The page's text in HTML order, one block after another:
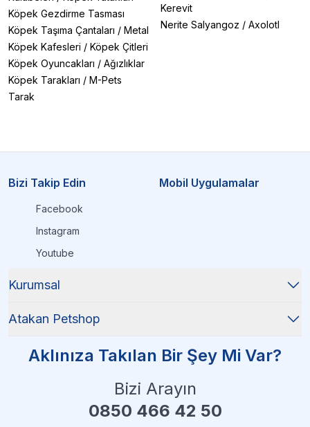
Köpek Gezdirme Tasması
Köpek Taşıma Çantaları / Metal
Köpek Kafesleri / Köpek Çitleri
Köpek Oyuncakları / Ağızlıklar
Köpek Tarakları / M-Pets
Tarak
Kerevit
Nerite Salyangoz / Axolotl
Bizi Takip Edin
Facebook
Instagram
Youtube
Mobil Uygulamalar
Kurumsal
Atakan Petshop
Aklınıza Takılan Bir Şey Mi Var?
Bizi Arayın
0850 466 42 50